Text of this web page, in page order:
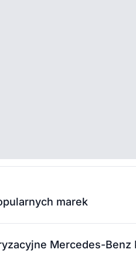
marek
Mercedes-Benz